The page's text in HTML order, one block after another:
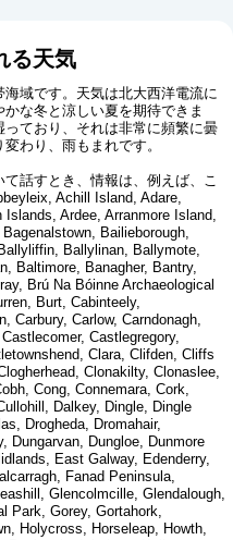
る天気
域です。天気は北大西洋電流に
な冬と涼しい夏を期待できま
ており、それは非常に頻繁に曇
わり、雨もまれです。
話すとき、情報は、例えば、こ
Achill Island, Adare,
Ardee, Arranmore Island,
Bailieborough,
Ballylinan, Ballymote,
Baltimore, Banagher, Bantry,
Brú Na Bóinne Archaeological
Burt, Cabinteely,
Carbury, Carlow, Carndonagh,
Castlegregory,
Clara, Clifden, Cliffs
Clonakilty, Clonaslee,
Cong, Connemara, Cork,
Dalkey, Dingle, Dingle
Drogheda, Dromahair,
Dungarvan, Dungloe, Dunmore
East Galway, Edenderry,
Fanad Peninsula,
Glencolmcille, Glendalough,
Park, Gorey, Gortahork,
Holycross, Horseleap, Howth,